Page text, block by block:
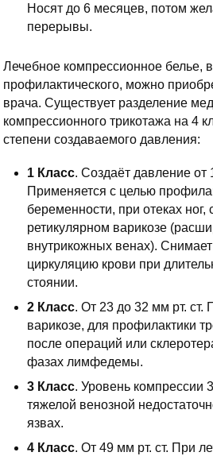
Носят до 6 месяцев, потом
перерывы.
Лечебное компрессионное белье,
профилактического, можно
врача. Существует разделение
компрессионного трикотажа на 4
степени создаваемого давления:
1 Класс. Создаёт давление от
Применяется с целью
беременности, при отеках ног,
ретикулярном варикозе
внутрикожных венах). Снимает
циркуляцию крови при
стоянии.
2 Класс. От 23 до 32 мм рт. ст.
варикозе, для профилактики
после операций или
фазах лимфедемы.
3 Класс. Уровень компрессии
тяжелой венозной
язвах.
4 Класс. От 49 мм рт. ст. При